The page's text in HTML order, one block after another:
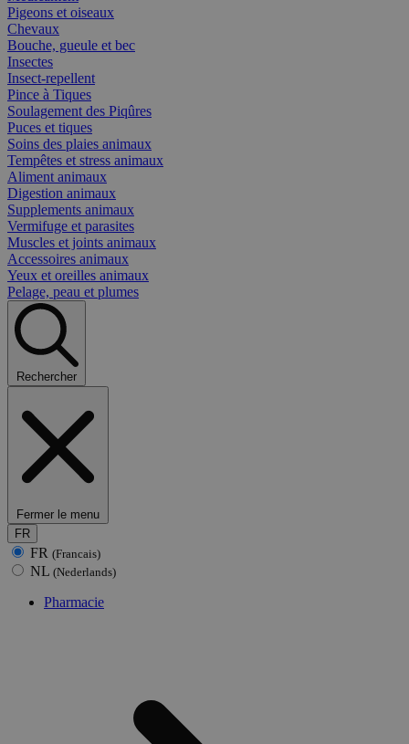
Pigeons et oiseaux
Chevaux
Bouche, gueule et bec
Insectes
Insect-repellent
Pince à Tiques
Soulagement des Piqûres
Puces et tiques
Soins des plaies animaux
Tempêtes et stress animaux
Aliment animaux
Digestion animaux
Supplements animaux
Vermifuge et parasites
Muscles et joints animaux
Accessoires animaux
Yeux et oreilles animaux
Pelage, peau et plumes
Rechercher
Fermer le menu
FR
FR (Francais)
NL (Nederlands)
Pharmacie